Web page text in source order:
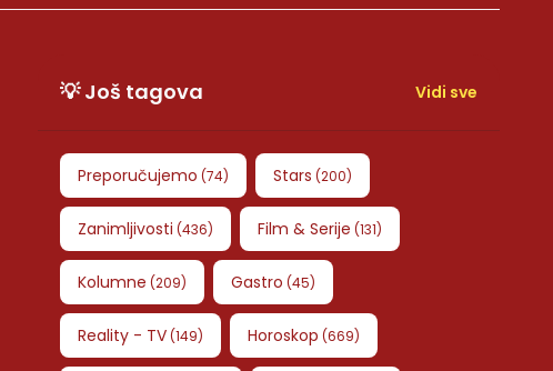
💡 Još tagova Vidi sve
Preporučujemo (74) Stars (200)
Zanimljivosti (436) Film & Serije (131)
Kolumne (209) Gastro (45)
Reality - TV(149) Horoskop (669)